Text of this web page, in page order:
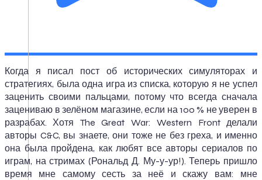
Когда я писал пост об исторических симуляторах и
стратегиях, была одна игра из списка, которую я не успел
заценить своими пальцами, потому что всегда сначала
зацениваю в зелёном магазине, если на 100 % не уверен в
разрабах. Хотя The Great War: Western Front делали
авторы C&C, вы знаете, они тоже не без греха, и именно
она была пройдена, как любят все авторы сериалов по
играм, на стримах (Рональд Д. Му-у-ур!). Теперь пришло
время мне самому сесть за неё и скажу вам: мне